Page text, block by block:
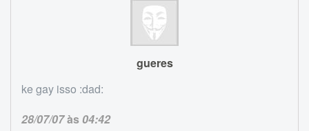
gueres
ke gay isso :dad:
28/07/07às04:42